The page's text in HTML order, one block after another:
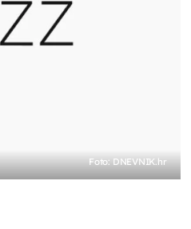
Foto: DNEVNIK.hr